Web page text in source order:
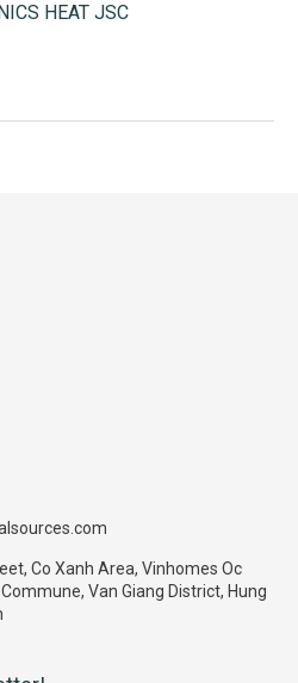
HEAT JSC
Co Xanh Area, Vinhomes Oc
Van Giang District, Hung